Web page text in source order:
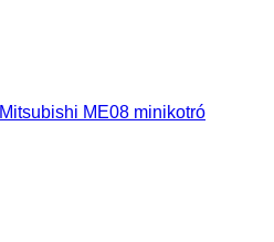
Mitsubishi ME08 minikotró